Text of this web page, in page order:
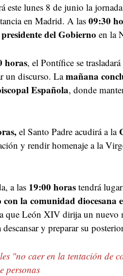
este lunes 8 de junio la
en Madrid. A las 09:30
del Gobierno en la
horas, el Pontífice se trasladará
un discurso. Lamañana
Española, donde
el Santo Padre acudirá a la
y rendir homenaje a la
a las 19:00 horas tendrá
la comunidad diocesana
que León XIV dirija un nuevo
descansar y preparar su
"no caer en la tentación de
personas